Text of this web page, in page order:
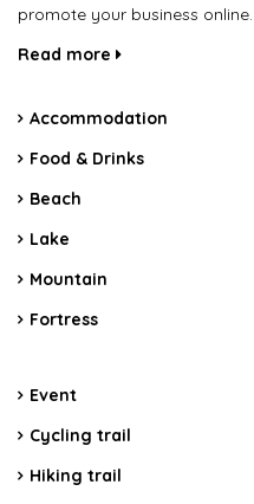
promote your business online.
Read more
Accommodation
Food & Drinks
Beach
Lake
Mountain
Fortress
Event
Cycling trail
Hiking trail